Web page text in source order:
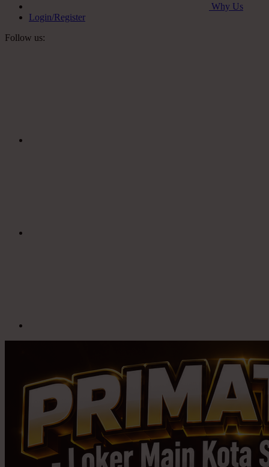
Why Us
Login/Register
Follow us: